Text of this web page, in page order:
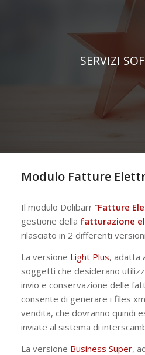
SERVIZI
Modulo Fatture
Il modulo Dolibarr “Fatture
gestione della fatturazione
rilasciato in 2 differenti
La versione Light Plus, adatta
soggetti che desiderano
invio e conservazione delle
consente di generare i files
vendita, che dovranno quindi
inviate al sistema di
La versione Business Super,